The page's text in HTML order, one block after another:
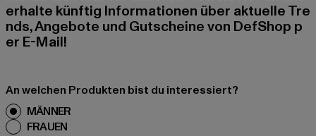
erhalte künftig Informationen über aktuelle Tre
nds, Angebote und Gutscheine von DefShop p
er E-Mail!
An welchen Produkten bist du interessiert?
MÄNNER
FRAUEN